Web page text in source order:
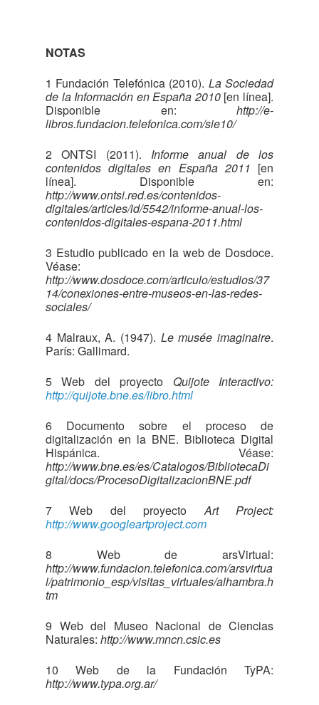
NOTAS
1 Fundación Telefónica (2010). La Sociedad
de la Información en España 2010 [en línea].
Disponible en: http://e-
libros.fundacion.telefonica.com/sie10/
2 ONTSI (2011). Informe anual de los
contenidos digitales en España 2011 [en
línea]. Disponible en:
http://www.ontsi.red.es/contenidos-
digitales/articles/id/5542/informe-anual-los-
contenidos-digitales-espana-2011.html
3 Estudio publicado en la web de Dosdoce.
Véase:
http://www.dosdoce.com/articulo/estudios/37
14/conexiones-entre-museos-en-las-redes-
sociales/
4 Malraux, A. (1947). Le musée imaginaire.
París: Gallimard.
5 Web del proyecto Quijote Interactivo:
http://quijote.bne.es/libro.html
6 Documento sobre el proceso de
digitalización en la BNE. Biblioteca Digital
Hispánica. Véase:
http://www.bne.es/es/Catalogos/BibliotecaDi
gital/docs/ProcesoDigitalizacionBNE.pdf
7 Web del proyectoArt Project:
http://www.googleartproject.com
8 Web de arsVirtual:
http://www.fundacion.telefonica.com/arsvirtua
l/patrimonio_esp/visitas_virtuales/alhambra.h
tm
9 Web del Museo Nacional de Ciencias
Naturales: http://www.mncn.csic.es
10 Web de la Fundación TyPA:
http://www.typa.org.ar/